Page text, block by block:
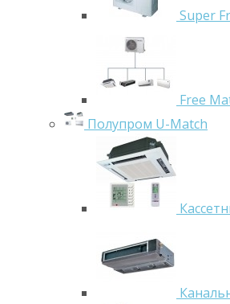
Super
Free
Полупром U-Match